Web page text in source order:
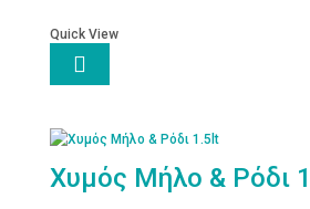
Quick View

Χυμός Μήλο & Ρόδι